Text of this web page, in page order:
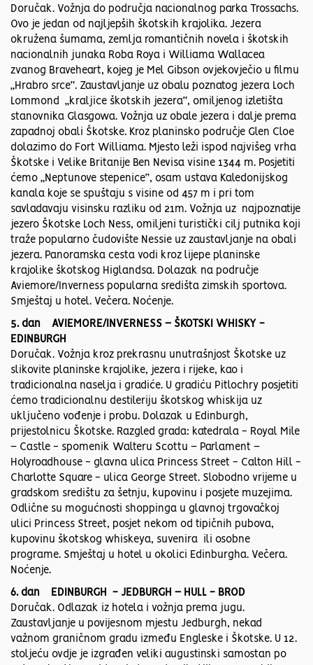
Doručak. Vožnja do područja nacionalnog parka Trossachs.
Ovo je jedan od najljepših škotskih krajolika. Jezera
okružena šumama, zemlja romantičnih novela i škotskih
nacionalnih junaka Roba Roya i Williama Wallacea
zvanog Braveheart, kojeg je Mel Gibson ovjekovječio u filmu
„Hrabro srce“. Zaustavljanje uz obalu poznatog jezera Loch
Lommond „kraljice škotskih jezera“, omiljenog izletišta
stanovnika Glasgowa. Vožnja uz obale jezera i dalje prema
zapadnoj obali Škotske. Kroz planinsko područje Glen Cloe
dolazimo do Fort Williama. Mjesto leži ispod najvišeg vrha
Škotske i Velike Britanije Ben Nevisa visine 1344 m. Posjetiti
ćemo „Neptunove stepenice“, osam ustava Kaledonijskog
kanala koje se spuštaju s visine od 457 m i pri tom
savladavaju visinsku razliku od 21m. Vožnja uz najpoznatije
jezero Škotske Loch Ness, omiljeni turistički cilj putnika koji
traže popularno čudovište Nessie uz zaustavljanje na obali
jezera. Panoramska cesta vodi kroz lijepe planinske
krajolike škotskog Higlandsa. Dolazak na područje
Aviemore/Inverness popularna središta zimskih sportova.
Smještaj u hotel. Večera. Noćenje.
5. dan AVIEMORE/INVERNESS – ŠKOTSKI WHISKY -
EDINBURGH
Doručak. Vožnja kroz prekrasnu unutrašnjost Škotske uz
slikovite planinske krajolike, jezera i rijeke, kao i
tradicionalna naselja i gradiće. U gradiću Pitlochry posjetiti
ćemo tradicionalnu destileriju škotskog whiskija uz
uključeno vođenje i probu. Dolazak u Edinburgh,
prijestolnicu Škotske. Razgled grada: katedrala - Royal Mile
– Castle - spomenik Walteru Scottu – Parlament –
Holyroadhouse - glavna ulica Princess Street - Calton Hill -
Charlotte Square - ulica George Street. Slobodno vrijeme u
gradskom središtu za šetnju, kupovinu i posjete muzejima.
Odlične su mogućnosti shoppinga u glavnoj trgovačkoj
ulici Princess Street, posjet nekom od tipičnih pubova,
kupovinu škotskog whiskeya, suvenira ili osobne
programe. Smještaj u hotel u okolici Edinburgha. Večera.
Noćenje.
6. dan EDINBURGH - JEDBURGH – HULL - BROD
Doručak. Odlazak iz hotela i vožnja prema jugu.
Zaustavljanje u povijesnom mjestu Jedburgh, nekad
važnom graničnom gradu između Engleske i Škotske. U 12.
stoljeću ovdje je izgrađen veliki augustinski samostan po